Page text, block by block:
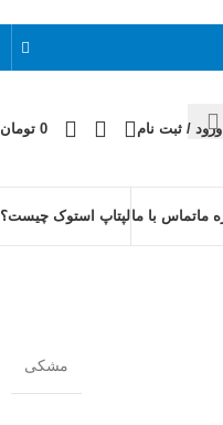
ورود / ثبت نام 0 تومان
ماتماس با مالپتاپ استوک چیست؟
مشکی